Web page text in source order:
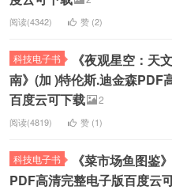
阅读(4342) 赞 (2)
科技电子书
《夜观星空：天
南》(加 )特伦斯.迪金森PDF
百度云可下载
2
阅读(4819) 赞 (1)
科技电子书
《菜市场鱼图鉴
PDF高清完整电子版百度云